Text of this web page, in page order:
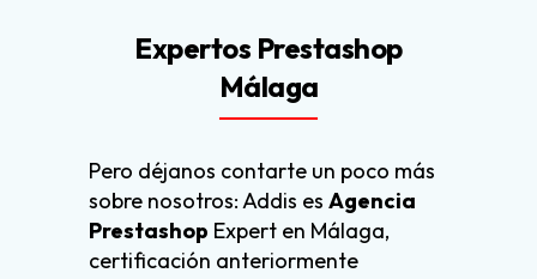
Expertos Prestashop
Málaga
Pero déjanos contarte un poco más
sobre nosotros: Addis es Agencia
Prestashop Expert en Málaga,
certificación anteriormente